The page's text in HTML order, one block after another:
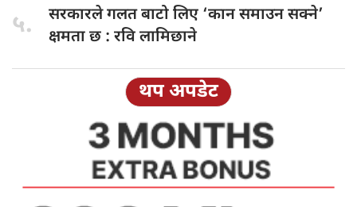
५. सरकारले गलतबाटो लिए ‘कान समाउन सक्ने’
क्षमता छ : रवि लामिछाने
थप अपडेट